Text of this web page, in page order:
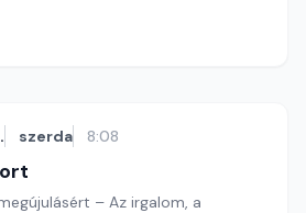
szerda 8:08
– Az irgalom, a